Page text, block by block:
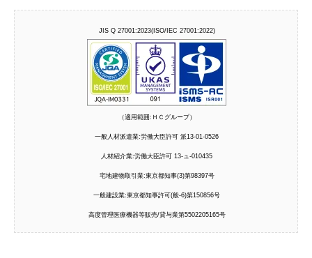
JIS Q 27001:2023(ISO/IEC 27001:2022)
（適用範囲:ＨＣグループ）
一般人材派遣業:労働大臣許可 派13-01-0526
人材紹介業:労働大臣許可 13-ュ-010435
宅地建物取引業:東京都知事(3)第98397号
一般建設業:東京都知事許可(般-6)第150856号
高度管理医療機器等販売/貸与業第5502205165号